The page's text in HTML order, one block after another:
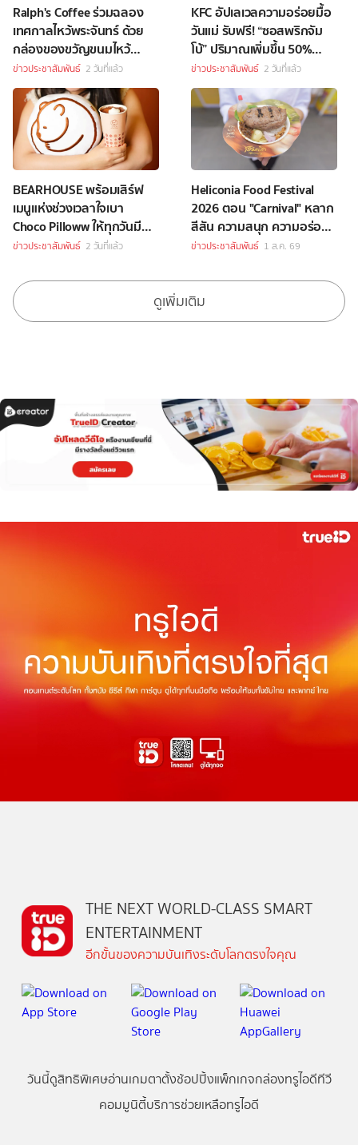
Ralph's Coffee ร่วมฉลอง
เทศกาลไหว้พระจันทร์ ด้วย
กล่องของขวัญขนมไหว้
พระจันทร์สุดพิเศษ
ข่าวประชาสัมพันธ์ 2 วันที่แล้ว
KFC อัปเลเวลความอร่อยมื้อ
วันแม่ รับฟรี! “ซอสพริกจัม
โบ้” ปริมาณเพิ่มขึ้น 50%
เพียงซื้อชุดบักเก็ตที่ร่วม
รายการราคา 349 บาทขึ้นไป
ข่าวประชาสัมพันธ์ 2 วันที่แล้ว
BEARHOUSE พร้อมเสิร์ฟ
เมนูแห่งช่วงเวลาใจเบา
Choco Pilloww ให้ทุกวันมี
“Soft Moment”
ข่าวประชาสัมพันธ์ 2 วันที่แล้ว
Heliconia Food Festival
2026 ตอน "Carnival" หลาก
สีสัน ความสนุก ความอร่อย
Celebrity Chef กว่า 70 ชีวิต
ข่าวประชาสัมพันธ์ 1 ส.ค. 69
ดูเพิ่มเติม
THE NEXT WORLD-CLASS SMART
ENTERTAINMENT
อีกขั้นของความบันเทิงระดับโลกตรงใจคุณ
วันนี้ดูสิทธิพิเศษอ่านเกมตาตั้งช้อปปิ้งแพ็กเกจกล่องทรูไอดีทีวี
คอมมูนิตี้บริการช่วยเหลือทรูไอดี